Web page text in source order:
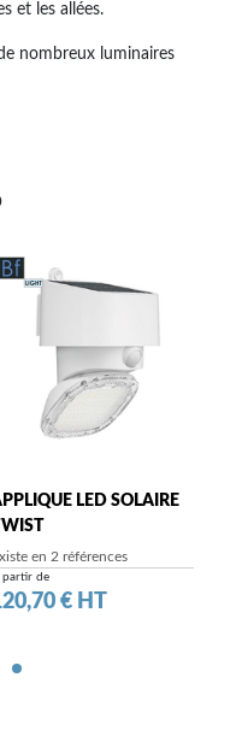
et les allées.
nombreux luminaires
LED SOLAIRE
TWIST
en 2 références
partir de
€ HT